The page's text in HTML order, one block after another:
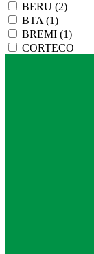
BERU (2)
BTA (1)
BREMI (1)
CORTECO